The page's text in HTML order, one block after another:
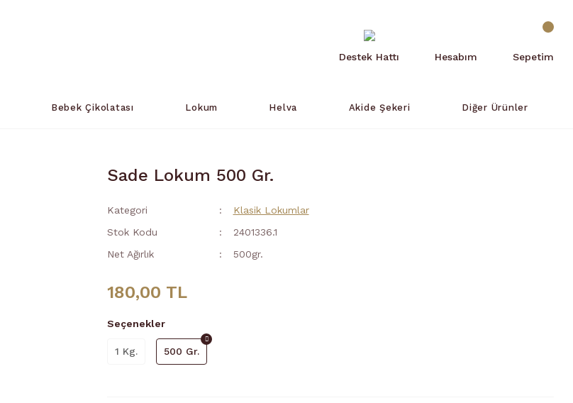
Destek Hattı Hesabım Sepetim
Bebek Çikolatası Lokum Helva Akide Şekeri Diğer Ürünler
Sade Lokum 500 Gr.
Kategori
Klasik Lokumlar
Stok Kodu
2401336.1
Net Ağırlık
500gr.
180,00 TL
Seçenekler
1 Kg. 500 Gr.